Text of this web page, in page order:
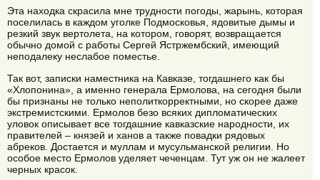
Эта находка скрасила мне трудности погоды, жарынь, которая
поселилась в каждом уголке Подмосковья, ядовитые дымы и
резкий звук вертолета, на котором, говорят, возвращается
обычно домой с работы Сергей Ястржембский, имеющий
неподалеку неслабое поместье.
Так вот, записки наместника на Кавказе, тогдашнего как бы
«Хлопонина», а именно генерала Ермолова, на сегодня были
бы признаны не только неполиткорректными, но скорее даже
экстремистскими. Ермолов безо всяких дипломатических
уловок описывает все тогдашние кавказские народности, их
правителей – князей и ханов а также повадки рядовых
абреков. Достается и муллам и мусульманской религии. Но
особое место Ермолов уделяет чеченцам. Тут уж он не жалеет
черных красок.